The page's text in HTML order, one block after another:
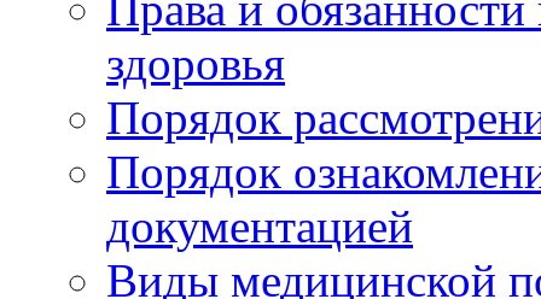
здоровья
Порядок
Порядок
документацией
Виды медицинской